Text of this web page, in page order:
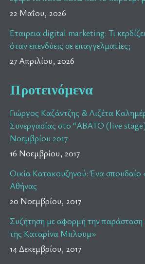
22 Μαΐου, 2026
Εταιρεια digital marketing: Τι
όταν επενδύεις σε επαγγελματίες;
27 Απριλίου, 2026
Προτεινόμενα
Γιώργος Καζάντζης & Λιζέτα
Συνεργασίας στο “ΑΒΑΤΟ (live
Νοεμβρίου 2017
16 Νοεμβρίου, 2017
Οικία Κατακουζηνού: Ένα σπουδαίο
Αθήνας
20 Νοεμβρίου, 2017
Συζήτηση με αφορμή την
της Καταρίνα Μπλουμ»
14 Δεκεμβρίου, 2017